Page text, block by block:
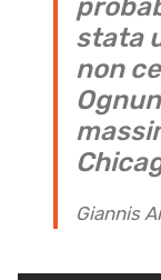
stata
non
Giannis